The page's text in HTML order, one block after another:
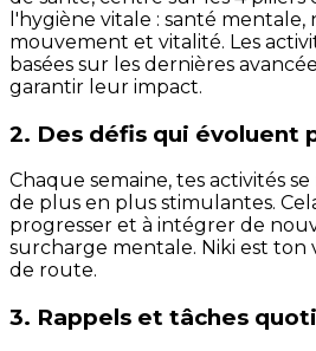
l'hygiène vitale : santé mentale,
mouvement et vitalité. Les
basées sur les dernières
garantir leur impact.
2. Des défis qui évoluent
Chaque semaine, tes activités
de plus en plus stimulantes.
progresser et à intégrer de
surcharge mentale. Niki est
de route.
3. Rappels et tâches